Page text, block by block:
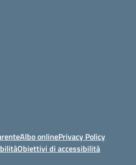
Albo onlinePrivacy Policy
Obiettivi di accessibilità